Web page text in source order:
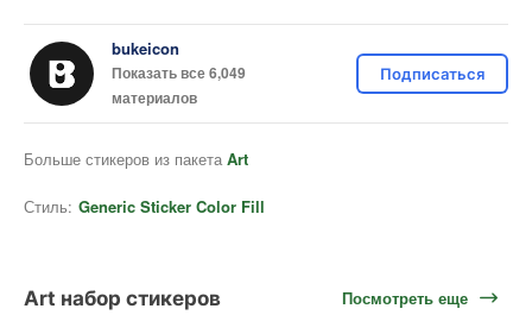
bukeicon
Показать все 6,049
материалов
Подписаться
Больше стикеров из пакета Art
Стиль: Generic Sticker Color Fill
Art набор стикеров Посмотреть еще